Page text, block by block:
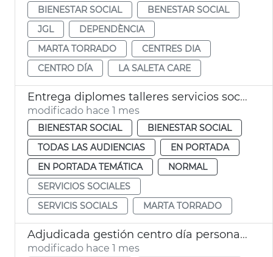
BIENESTAR SOCIAL
BENESTAR SOCIAL
JGL
DEPENDÈNCIA
MARTA TORRADO
CENTRES DIA
CENTRO DÍA
LA SALETA CARE
Entrega diplomes talleres servicios sociales València
modificado hace 1 mes
BIENESTAR SOCIAL
BIENESTAR SOCIAL
TODAS LAS AUDIENCIAS
EN PORTADA
EN PORTADA TEMÁTICA
NORMAL
SERVICIOS SOCIALES
SERVICIS SOCIALS
MARTA TORRADO
Adjudicada gestión centro día personas mayores dependientes Arniches València
modificado hace 1 mes